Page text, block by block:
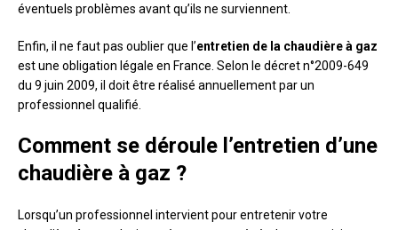
éventuels problèmes avant qu’ils ne surviennent.
Enfin, il ne faut pas oublier que l’entretien de la chaudière à gaz
est une obligation légale en France. Selon le décret n°2009-649
du 9 juin 2009, il doit être réalisé annuellement par un
professionnel qualifié.
Comment se déroule l’entretien d’une
chaudière à gaz ?
Lorsqu’un professionnel intervient pour entretenir votre